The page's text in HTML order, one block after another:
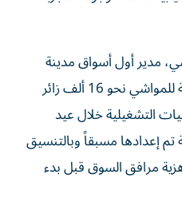
مدير أول أسواق مدينة
الشارقة: «استقبل سوق الشارقة للمواشي نحو 16 ألف زائر
التشغيلية خلال عيد
مسبقاً وبالتنسيق
مرافق السوق قبل بدء